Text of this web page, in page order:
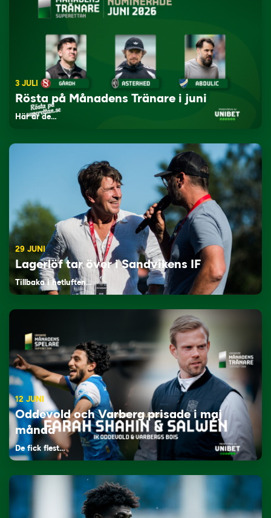
3 JULI
Rösta på Månadens Tränare i juni
Här är de…
29 JUNI
Lagerlöf tar över i Sandvikens IF
Tillbaka i hetluften…
12 JUNI
Oddevold och Varberg prisade i maj
månad
De fick flest…